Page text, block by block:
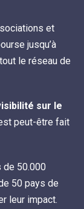
et
jusqu’à
le réseau de
sur le
peut-être fait
de 50.000
50 pays de
leur impact.